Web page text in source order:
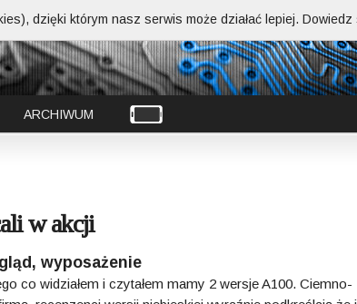
ARCHIWUM
w akcji
wyposażenie
co widziałem i czytałem mamy 2 wersje A100. Ciemno-
dzięki którym nasz serwis może działać lepiej. Dowiedz